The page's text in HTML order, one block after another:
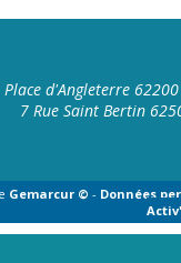
Place d'Angleterre
7 Rue Saint Bertin
Gemarcur © - Données